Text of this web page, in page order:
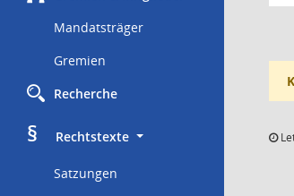
Mandatsträger
Gremien
Recherche
§
     Rechtstexte
Satzungen